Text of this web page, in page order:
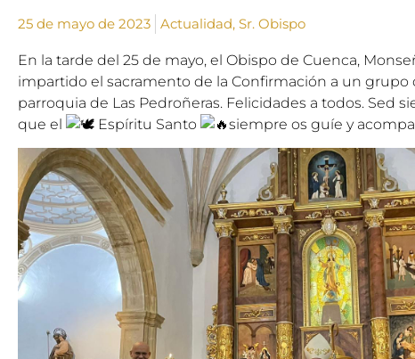
25 de mayo de 2023 Actualidad, Sr. Obispo
En la tarde del 25 de mayo, el Obispo de Cuenca,
impartido el sacramento de la Confirmación a un grupo
parroquia de Las Pedroñeras. Felicidades a todos. Sed
que el
Espíritu Santo siempre os guíe y